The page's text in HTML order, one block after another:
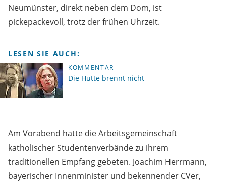
Neumünster, direkt neben dem Dom, ist
pickepackevoll, trotz der frühen Uhrzeit.
LESEN SIE AUCH:
KOMMENTAR
Die Hütte brennt nicht
Am Vorabend hatte die Arbeitsgemeinschaft
katholischer Studentenverbände zu ihrem
traditionellen Empfang gebeten. Joachim Herrmann,
bayerischer Innenminister und bekennender CVer,